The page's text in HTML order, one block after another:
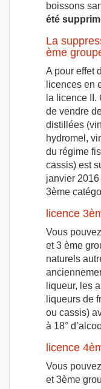
boissons
été
La
ème
A pour effet
licences en
la licence
de vendre
distillées
hydromel,
du régime
cassis) est
janvier
3ème
licence
Vous
et 3 ème
naturels
liqueur, les
liqueurs de
ou cassis)
à 18°
licence
Vous
et 3ème